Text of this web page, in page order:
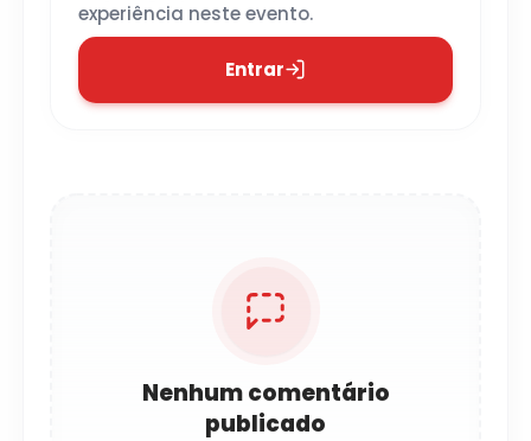
experiência neste evento.
Entrar
Nenhum comentário
publicado